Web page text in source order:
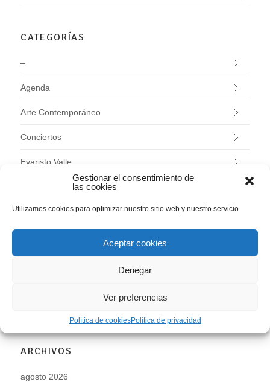
Gestionar el consentimiento de
las cookies
Utilizamos cookies para optimizar nuestro sitio web y nuestro servicio.
Aceptar cookies
Denegar
Ver preferencias
Política de cookiesPolítica de privacidad
CATEGORÍAS
–
Agenda
Arte Contemporáneo
Conciertos
Evaristo Valle
Investigación
ARCHIVOS
agosto 2026